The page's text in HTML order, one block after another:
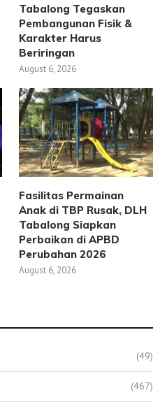
Tabalong Tegaskan
Pembangunan Fisik &
Karakter Harus
Beriringan
August 6, 2026
Fasilitas Permainan
Anak di TBP Rusak, DLH
Tabalong Siapkan
Perbaikan di APBD
Perubahan 2026
August 6, 2026
(49)
(467)